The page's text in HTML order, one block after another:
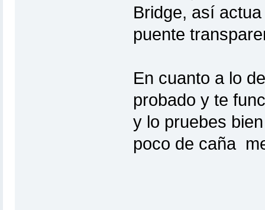
Bridge, así
puente
En cuanto a lo
probado y te
y lo pruebes
poco de caña